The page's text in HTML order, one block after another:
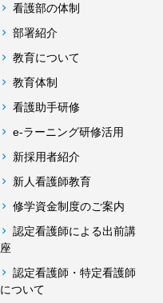
看護部の体制
部署紹介
教育について
教育体制
看護助手研修
e-ラーニング研修活用
新採用者紹介
新人看護師教育
修学資金制度のご案内
認定看護師による出前講
座
認定看護師・特定看護師
について